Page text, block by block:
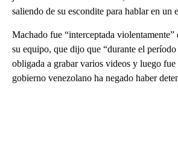
saliendo de su escondite para hablar en un
Machado fue “interceptada violentamente”
su equipo, que dijo que “durante el período
obligada a grabar varios videos y luego fue
gobierno venezolano ha negado haber